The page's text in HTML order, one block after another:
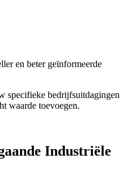
en beter geïnformeerde
specifieke bedrijfsuitdagingen
waarde toevoegen.
Industriële